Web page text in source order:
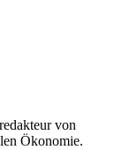
von
Ökonomie.